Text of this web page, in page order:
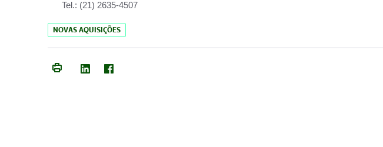
Tel.: (21) 2635-4507
NOVAS AQUISIÇÕES